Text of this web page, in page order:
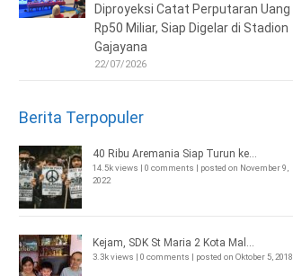
Diproyeksi Catat Perputaran Uang
Rp50 Miliar, Siap Digelar di Stadion
Gajayana
22/07/2026
Berita Terpopuler
40 Ribu Aremania Siap Turun ke...
14.5k views | 0 comments | posted on November 9,
2022
Kejam, SDK St Maria 2 Kota Mal...
3.3k views | 0 comments | posted on Oktober 5, 2018